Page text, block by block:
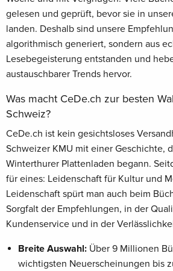
gelesen und geprüft, bevor sie in
landen. Deshalb sind unsere
algorithmisch generiert, sondern aus
Lesebegeisterung entstanden und
austauschbarer Trends hervor.
Was macht CeDe.ch zur besten
Schweiz?
CeDe.ch ist kein gesichtsloses
Schweizer KMU mit einer Geschichte,
Winterthurer Plattenladen begann.
für eines: Leidenschaft für Kultur und
Leidenschaft spürt man auch beim
Sorgfalt der Empfehlungen, in der
Kundenservice und in der
Breite Auswahl: Über 9 Millionen
wichtigsten Neuerscheinungen bis